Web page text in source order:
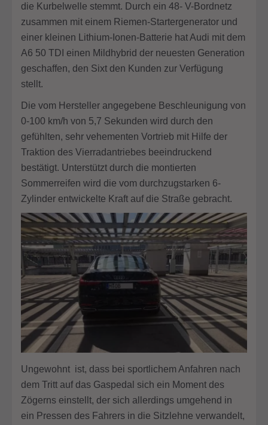
die Kurbelwelle stemmt. Durch ein 48- V-Bordnetz
zusammen mit einem Riemen-Startergenerator und
einer kleinen Lithium-Ionen-Batterie hat Audi mit dem
A6 50 TDI einen Mildhybrid der neuesten Generation
geschaffen, den Sixt den Kunden zur Verfügung
stellt.
Die vom Hersteller angegebene Beschleunigung von
0-100 km/h von 5,7 Sekunden wird durch den
gefühlten, sehr vehementen Vortrieb mit Hilfe der
Traktion des Vierradantriebes beeindruckend
bestätigt. Unterstützt durch die montierten
Sommerreifen wird die vom durchzugstarken 6-
Zylinder entwickelte Kraft auf die Straße gebracht.
Ungewohnt ist, dass bei sportlichem Anfahren nach
dem Tritt auf das Gaspedal sich ein Moment des
Zögerns einstellt, der sich allerdings umgehend in
ein Pressen des Fahrers in die Sitzlehne verwandelt,